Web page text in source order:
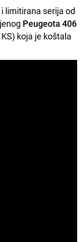
limitirana serija od
Peugeota 406
koja je koštala